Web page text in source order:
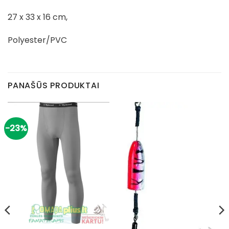
27 x 33 x 16 cm,
Polyester/PVC
PANAŠŪS PRODUKTAI
-23%